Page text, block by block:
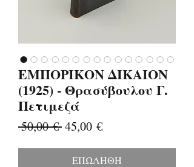
ΕΜΠΟΡΙΚΟΝ ΔΙΚΑΙΟΝ
(1925) - Θρασύβουλου Γ.
Πετιμεζά
50,00 € Κανονική
45,00 €Τιμή
ΕΠΩΛΗΘΗ